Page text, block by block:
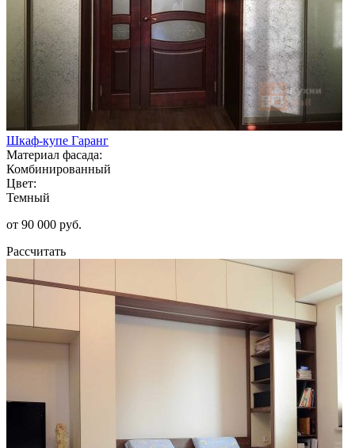
Шкаф-купе Гаранг
Материал фасада:
Комбинированный
Цвет:
Темный
от 90 000 руб.
Рассчитать